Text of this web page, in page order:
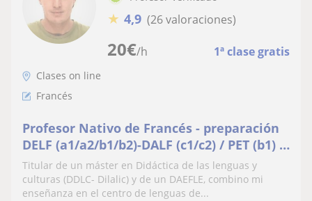
20€/h 1ª clase gratis
★ 4,9 (26 valoraciones)
Clases on line
Francés
Profesor Nativo de Francés - preparación
DELF (a1/a2/b1/b2)-DALF (c1/c2) / PET (b1) -
FCE (b2), F.O.S, clases de conversación
Titular de un máster en Didáctica de las lenguas y
culturas (DDLC- Dilalic) y de un DAEFLE, combino mi
enseñanza en el centro de lenguas de...